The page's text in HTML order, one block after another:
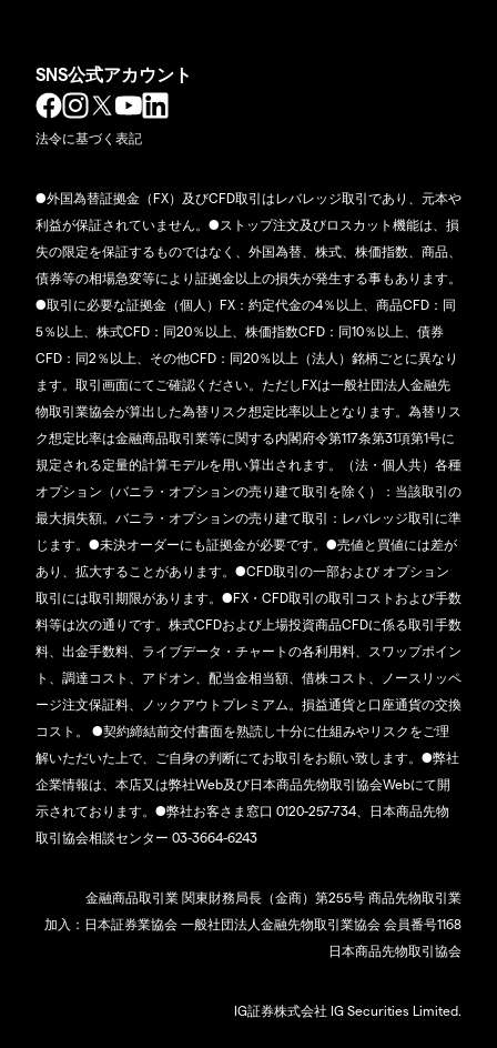
SNS公式アカウント
法令に基づく表記
●外国為替証拠金（FX）及びCFD取引はレバレッジ取引であり、元本や
利益が保証されていません。●ストップ注文及びロスカット機能は、損
失の限定を保証するものではなく、外国為替、株式、株価指数、商品、
債券等の相場急変等により証拠金以上の損失が発生する事もあります。
●取引に必要な証拠金（個人）FX：約定代金の4％以上、商品CFD：同
5％以上、株式CFD：同20％以上、株価指数CFD：同10％以上、債券
CFD：同2％以上、その他CFD：同20％以上（法人）銘柄ごとに異なり
ます。取引画面にてご確認ください。ただしFXは一般社団法人金融先
物取引業協会が算出した為替リスク想定比率以上となります。為替リス
ク想定比率は金融商品取引業等に関する内閣府令第117条第31項第1号に
規定される定量的計算モデルを用い算出されます。（法・個人共）各種
オプション（バニラ・オプションの売り建て取引を除く）：当該取引の
最大損失額。バニラ・オプションの売り建て取引：レバレッジ取引に準
じます。●未決オーダーにも証拠金が必要です。●売値と買値には差が
あり、拡大することがあります。●CFD取引の一部および オプション
取引には取引期限があります。●FX・CFD取引の取引コストおよび手数
料等は次の通りです。株式CFDおよび上場投資商品CFDに係る取引手数
料、出金手数料、ライブデータ・チャートの各利用料、スワップポイン
ト、調達コスト、アドオン、配当金相当額、借株コスト、ノースリッペ
ージ注文保証料、ノックアウトプレミアム。損益通貨と口座通貨の交換
コスト。 ●契約締結前交付書面を熟読し十分に仕組みやリスクをご理
解いただいた上で、ご自身の判断にてお取引をお願い致します。●弊社
企業情報は、本店又は弊社Web及び日本商品先物取引協会Webにて開
示されております。●弊社お客さま窓口 0120-257-734、日本商品先物
取引協会相談センター 03-3664-6243
金融商品取引業 関東財務局長（金商）第255号 商品先物取引業
加入：日本証券業協会 一般社団法人金融先物取引業協会 会員番号1168
日本商品先物取引協会
IG証券株式会社 IG Securities Limited.